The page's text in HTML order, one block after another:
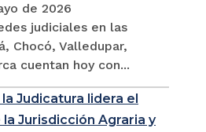
de 2026
judiciales en las
Chocó, Valledupar,
cuentan hoy con...
Judicatura lidera el
Jurisdicción Agraria y